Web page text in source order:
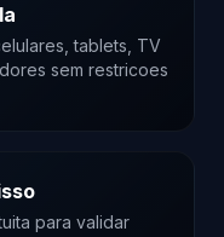
tablets, TV
sem restricoes
para validar